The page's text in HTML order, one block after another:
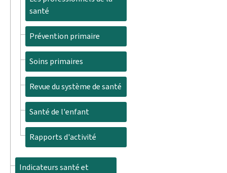
santé
Prévention primaire
Soins primaires
Revue du système de santé
Santé de l'enfant
Rapports d'activité
Indicateurs santé et